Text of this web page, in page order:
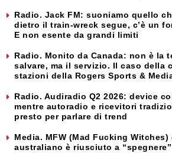
Radio. Jack FM: suoniamo quello
dietro il train-wreck segue, c’è un
E non esente da grandi limiti
Radio. Monito da Canada: non è la
salvare, ma il servizio. Il caso della
stazioni della Rogers Sports &
Radio. Audiradio Q2 2026: device
mentre autoradio e ricevitori
presto per parlare di trend
Media. MFW (Mad Fucking
australiano è riusciuto a